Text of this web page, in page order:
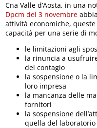
Cna Valle d’Aosta, in una
Dpcm del 3 novembre
attività economiche,
capacità per una serie di
le limitazioni agli
la rinuncia a
del contagio
la sospensione o la
loro impresa
la mancanza delle
fornitori
la sospensione
quella del